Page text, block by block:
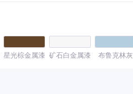
星光棕金属漆 矿石白金属漆 布鲁克林灰